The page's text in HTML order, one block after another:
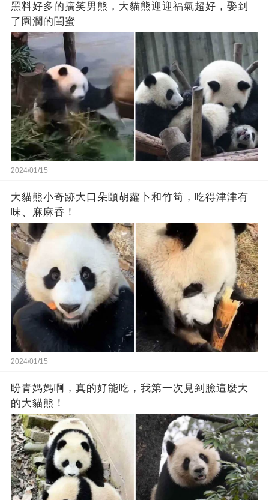
黑料好多的搞笑男熊，大貓熊迎迎福氣超好，娶到
了園潤的閨蜜
2024/01/15
大貓熊小奇跡大口朵頤胡蘿卜和竹筍，吃得津津有
味、麻麻香！
2024/01/15
盼青媽媽啊，真的好能吃，我第一次見到臉這麼大
的大貓熊！